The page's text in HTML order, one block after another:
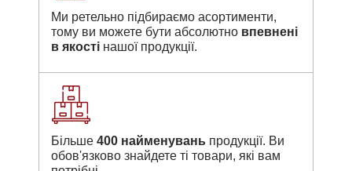
Ми ретельно підбираємо асортименти,
тому ви можете бути абсолютно впевнені
в якості нашої продукції.
Більше 400 найменувань продукції. Ви
обов'язково знайдете ті товари, які вам